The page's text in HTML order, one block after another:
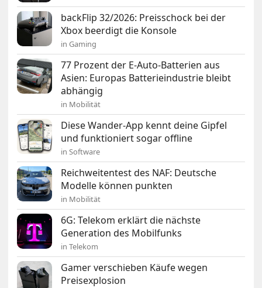
backFlip 32/2026: Preisschock bei der
Xbox beerdigt die Konsole
in Gaming
77 Prozent der E-Auto-Batterien aus
Asien: Europas Batterieindustrie bleibt
abhängig
in Mobilität
Diese Wander-App kennt deine Gipfel
und funktioniert sogar offline
in Software
Reichweitentest des NAF: Deutsche
Modelle können punkten
in Mobilität
6G: Telekom erklärt die nächste
Generation des Mobilfunks
in Telekom
Gamer verschieben Käufe wegen
Preisexplosion